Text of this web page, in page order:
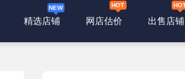
精选店铺 网店估价 出售店铺